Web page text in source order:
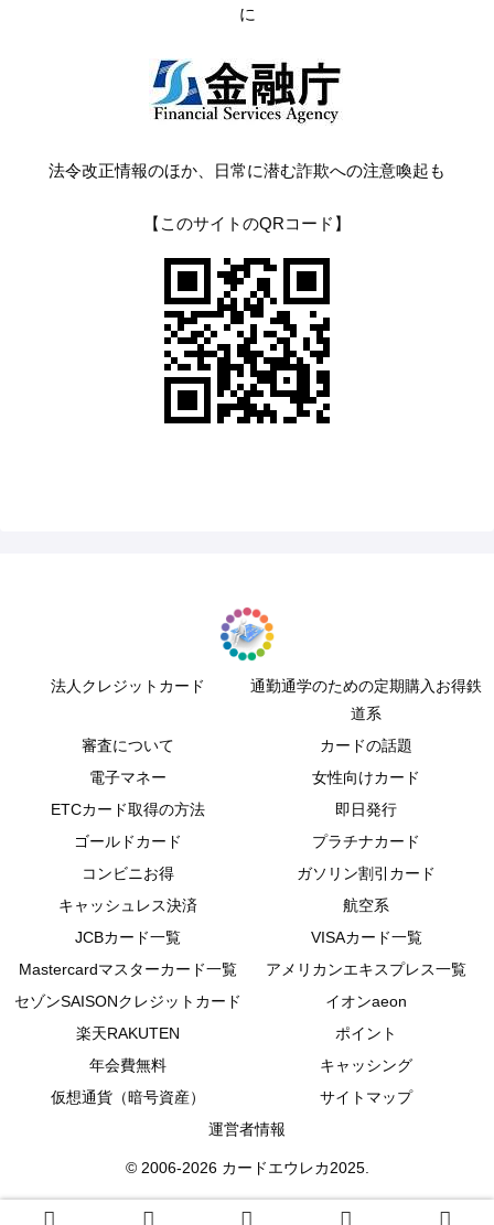
に
法令改正情報のほか、日常に潜む詐欺への注意喚起も
【このサイトのQRコード】
法人クレジットカード
通勤通学のための定期購入お得鉄
道系
審査について
カードの話題
電子マネー
女性向けカード
ETCカード取得の方法
即日発行
ゴールドカード
プラチナカード
コンビニお得
ガソリン割引カード
キャッシュレス決済
航空系
JCBカード一覧
VISAカード一覧
Mastercardマスターカード一覧
アメリカンエキスプレス一覧
セゾンSAISONクレジットカード
イオンaeon
楽天RAKUTEN
ポイント
年会費無料
キャッシング
仮想通貨（暗号資産）
サイトマップ
運営者情報
© 2006-2026 カードエウレカ2025.